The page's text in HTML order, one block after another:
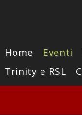
Home Eventi
Trinity e RSL